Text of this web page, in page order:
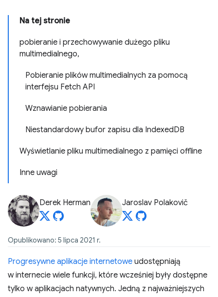
Na tej stronie
pobieranie i przechowywanie dużego pliku
multimedialnego,
Pobieranie plików multimedialnych za pomocą
interfejsu Fetch API
Wznawianie pobierania
Niestandardowy bufor zapisu dla IndexedDB
Wyświetlanie pliku multimedialnego z pamięci offline
Inne uwagi
Derek Herman Jaroslav Polakovič
Opublikowano: 5 lipca 2021 r.
Progresywne aplikacje internetowe udostępniają
w internecie wiele funkcji, które wcześniej były dostępne
tylko w aplikacjach natywnych. Jedną z najważniejszych